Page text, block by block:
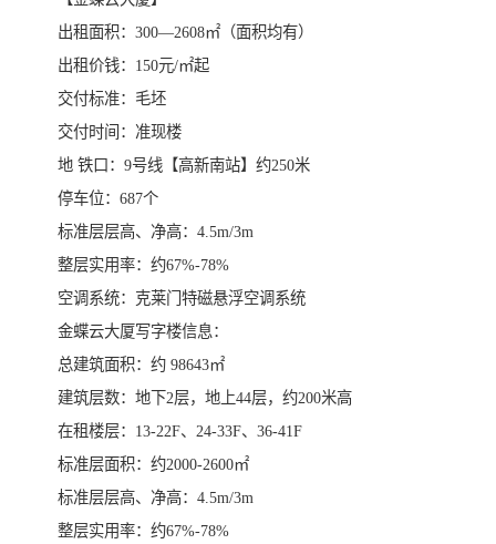
出租面积：300—2608㎡（面积均有）
出租价钱：150元/㎡起
​交付标准：毛坯
​交付时间：准现楼
​地 铁口：9号线【高新南站】约250米
​停车位：687个
​标准层层高、净高：4.5m/3m
​整层实用率：约67%-78%
空调系统：克莱门特磁悬浮空调系统
​金蝶云大厦写字楼信息：
总建筑面积：约 98643㎡
​建筑层数：地下2层，地上44层，约200米高
在租楼层：13-22F、24-33F、36-41F
标准层面积：约2000-2600㎡
​标准层层高、净高：4.5m/3m
整层实用率：约67%-78%